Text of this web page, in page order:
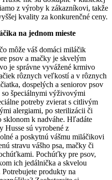
z výroby k zákazníkovi, takže
kvality za konkurenčné ceny.
na jednom mieste
môže váš domáci miláčik
psov a mačky je skvelým
je správne vyvážené krmivo
rôznych veľkostí a v rôznych
dospelých a seniorov psov
so špeciálnymi výživovými
potreby zvierat s citlivým
alergiami, po sterilizácii či
sklonom k nadváhe. Hľadáte
Husse sú vyrobené z
a poskytnú vášmu miláčikovi
stravu vášho psa, mačky či
Pochúťky pre psov,
ich jedálnička a skvelou
produkty na